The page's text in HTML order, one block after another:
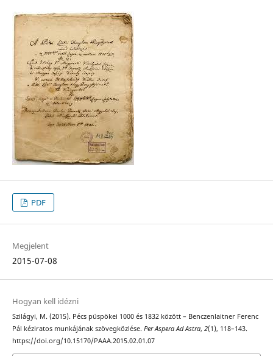
PDF
Megjelent
2015-07-08
Hogyan kell idézni
Szilágyi, M. (2015). Pécs püspökei 1000 és 1832 között – Benczenlaitner Ferenc
Pál kéziratos munkájának szövegközlése. Per Aspera Ad Astra, 2(1), 118–143.
https://doi.org/10.15170/PAAA.2015.02.01.07